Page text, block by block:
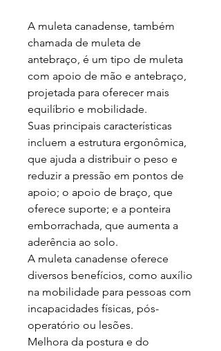
A muleta canadense, também
chamada de muleta de
antebraço, é um tipo de muleta
com apoio de mão e antebraço,
projetada para oferecer mais
equilíbrio e mobilidade.
Suas principais características
incluem a estrutura ergonômica,
que ajuda a distribuir o peso e
reduzir a pressão em pontos de
apoio; o apoio de braço, que
oferece suporte; e a ponteira
emborrachada, que aumenta a
aderência ao solo.
A muleta canadense oferece
diversos benefícios, como auxílio
na mobilidade para pessoas com
incapacidades físicas, pós-
operatório ou lesões.
Melhora da postura e do